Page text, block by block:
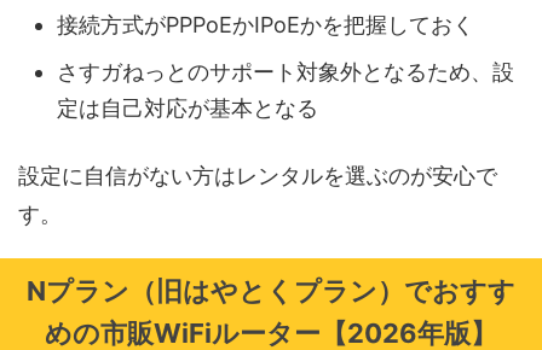
接続方式がPPPoEかIPoEかを把握しておく
さすガねっとのサポート対象外となるため、設
定は自己対応が基本となる
設定に自信がない方はレンタルを選ぶのが安心で
す。
Nプラン（旧はやとくプラン）でおすす
めの市販WiFiルーター【2026年版】